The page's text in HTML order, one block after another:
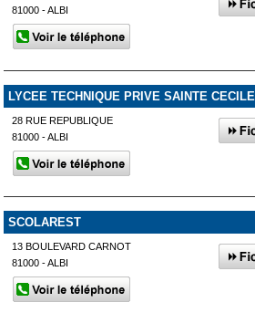
81000 - ALBI
LYCEE TECHNIQUE PRIVE SAINTE CECILE
28 RUE REPUBLIQUE
81000 - ALBI
SCOLAREST
13 BOULEVARD CARNOT
81000 - ALBI